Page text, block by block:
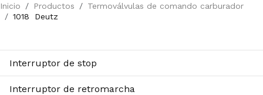
Inicio Productos
Termoválvulas de comando carburador
1018
Deutz
Interruptor de stop
Interruptor de retromarcha